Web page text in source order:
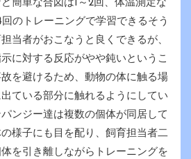
簡単な合図は1～2回、体温測定な
のトレーニングで学習できるそう
当者がおこなうと良くできるが、
に対する反応がやや鈍いというこ
を避けるため、動物の体に触る場
ている部分に触れるようにしてい
ンジー達は複数の個体が同居して
様子にも目を配り、飼育担当者二
を引き離しながらトレーニングを